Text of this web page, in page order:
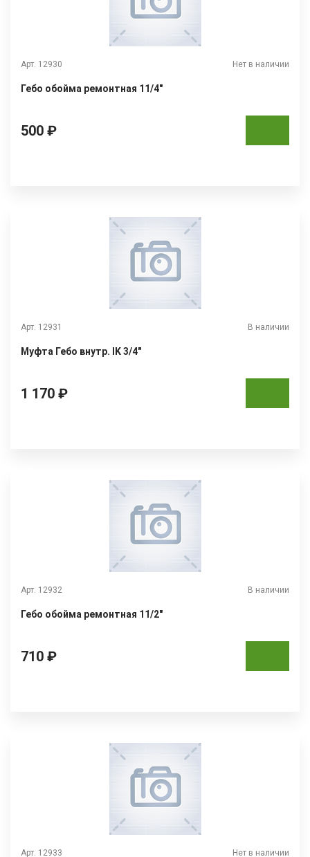
Арт. 12930 Нет в наличии
Гебо обойма ремонтная 11/4"
500 ₽
Арт. 12931 В наличии
Муфта Гебо внутр. IK 3/4"
1 170 ₽
Арт. 12932 В наличии
Гебо обойма ремонтная 11/2"
710 ₽
Арт. 12933 Нет в наличии